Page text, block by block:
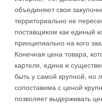
объединяют свои
территориально не
поставщиком как единый
принципиально на кого
Конечная цена товара,
картеля, едина и
быть у самой крупной, но
сопоставима с ценой
позволяет выдерживать